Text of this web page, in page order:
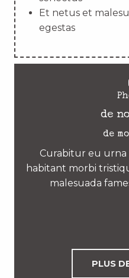
Et netus et
egestas
de
de
Curabitur eu
habitant morbi
malesuada
PLUS